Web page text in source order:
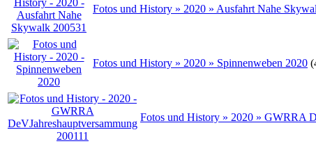
Fotos und History » 2020 » Ausfahrt Nahe
Fotos und History » 2020 » Spinnenweben 2020
Fotos und History » 2020 » GWRRA